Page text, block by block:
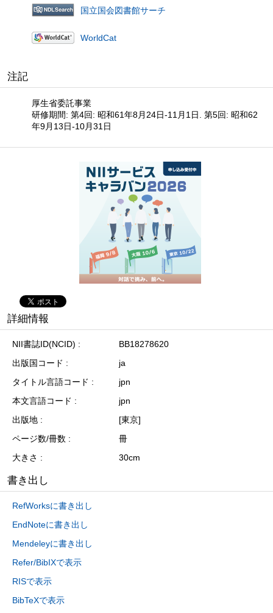
国立国会図書館サーチ
WorldCat
注記
厚生省委託事業
研修期間: 第4回: 昭和61年8月24日-11月1日. 第5回: 昭和62
年9月13日-10月31日
詳細情報
NII書誌ID(NCID)
BB18278620
出版国コード
ja
タイトル言語コード
jpn
本文言語コード
jpn
出版地
[東京]
ページ数/冊数
冊
大きさ
30cm
書き出し
RefWorksに書き出し
EndNoteに書き出し
Mendeleyに書き出し
Refer/BibIXで表示
RISで表示
BibTeXで表示